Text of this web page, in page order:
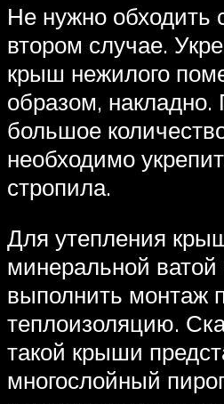
Не нужно обходить
втором случае.
крыш нежилого
образом, накладно.
большое
необходимо
стропила.
Для утепления
минеральной
выполнить монтаж
теплоизоляцию.
такой крыши
многослойный